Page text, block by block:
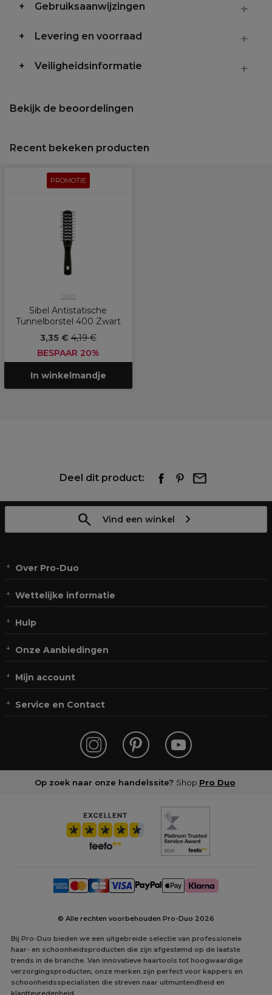
Gebruiksaanwijzingen
Levering en voorraad
Veiligheidsinformatie
Bekijk de beoordelingen
Recent bekeken producten
PROMOTIE
Sibel
Sibel Antistatische
Tunnelborstel 400 Zwart
3,35 €4,19 €
BESPAAR 20%
In winkelmandje
Deel dit product:
Vind een winkel
Over Pro-Duo
Wettelijke informatie
Hulp
Onze Aanbiedingen
Mijn account
Service en Contact
Op zoek naar onze handelssite? Shop Pro Duo
© Alle rechten voorbehouden Pro-Duo 2026
Bij Pro-Duo bieden we een uitgebreide selectie van professionele
haar- en schoonheidsproducten die zijn afgestemd op de laatste
trends in de branche. Van innovatieve haartools tot hoogwaardige
verzorgingsproducten, onze merken zijn perfect voor kappers en
schoonheidsspecialisten die streven naar uitmuntendheid en
klanttevredenheid